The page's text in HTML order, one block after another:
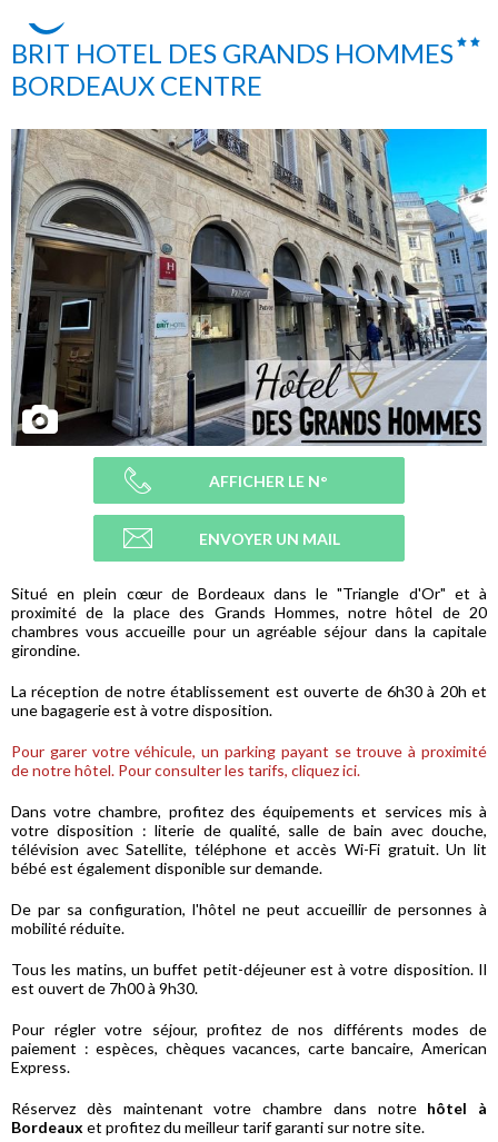
BRIT HOTEL DES GRANDS HOMMES
BORDEAUX CENTRE
AFFICHER LE N°
ENVOYER UN MAIL
Situé en plein cœur de Bordeaux dans le "Triangle d'Or" et à
proximité de la place des Grands Hommes, notre hôtel de 20
chambres vous accueille pour un agréable séjour dans la capitale
girondine.
La réception de notre établissement est ouverte de 6h30 à 20h et
une bagagerie est à votre disposition.
Pour garer votre véhicule, un parking payant se trouve à proximité
de notre hôtel. Pour consulter les tarifs, cliquez ici.
Dans votre chambre, profitez des équipements et services mis à
votre disposition : literie de qualité, salle de bain avec douche,
télévision avec Satellite, téléphone et accès Wi-Fi gratuit. Un lit
bébé est également disponible sur demande.
De par sa configuration, l'hôtel ne peut accueillir de personnes à
mobilité réduite.
Tous les matins, un buffet petit-déjeuner est à votre disposition. Il
est ouvert de 7h00 à 9h30.
Pour régler votre séjour, profitez de nos différents modes de
paiement : espèces, chèques vacances, carte bancaire, American
Express.
Réservez dès maintenant votre chambre dans notre hôtel à
Bordeaux et profitez du meilleur tarif garanti sur notre site.